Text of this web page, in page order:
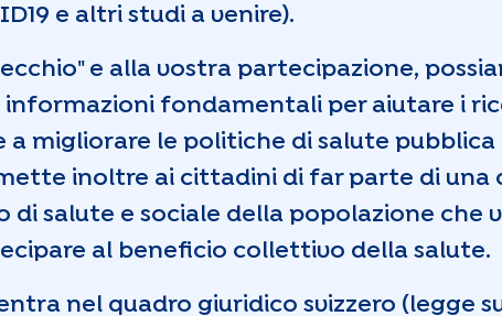
e altri studi a venire).
e alla vostra partecipazione,
fondamentali per aiutare i
a migliorare le politiche di salute pubblica
inoltre ai cittadini di far parte di una
di salute e sociale della popolazione che
al beneficio collettivo della salute.
nel quadro giuridico svizzero (legge